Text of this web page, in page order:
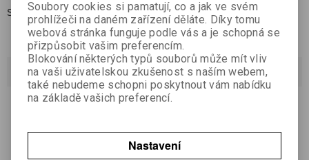
Skladem:1
Dotaz na výrobek
Váš email *
Váš dotaz *
Soubory cookies si pamatují, co a jak ve svém
prohlížeči na daném zařízení děláte. Díky tomu
webová stránka funguje podle vás a je schopná se
přizpůsobit vašim preferencím.
Blokování některých typů souborů může mít vliv
na vaši uživatelskou zkušenost s naším webem,
také nebudeme schopni poskytnout vám nabídku
na základě vašich preferencí.
Nastavení